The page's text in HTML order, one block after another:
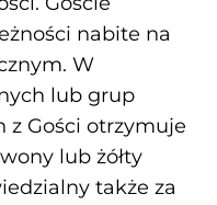
nabite na
W
lub grup
z Gości otrzymuje
lub żółty
także za